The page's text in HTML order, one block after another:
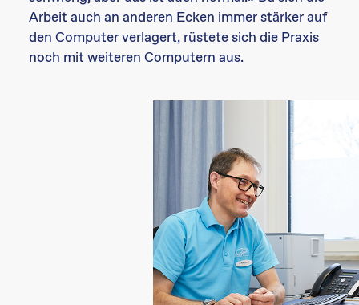
Arbeit auch an anderen Ecken immer stärker auf
den Computer verlagert, rüstete sich die Praxis
noch mit weiteren Computern aus.